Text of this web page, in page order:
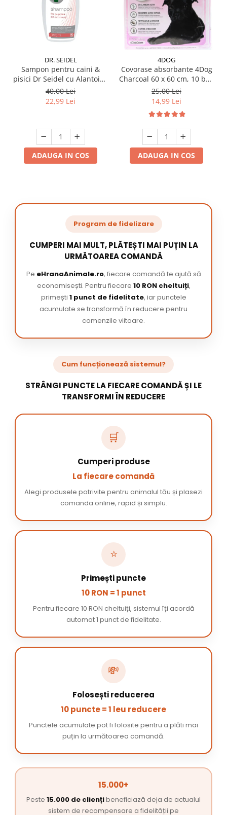
DR. SEIDEL
Sampon pentru caini &
pisici Dr Seidel cu Alantoina
220 ml
40,00 Lei
22,99 Lei
ADAUGA IN COS
4DOG
Covorase absorbante 4Dog
Charcoal 60 x 60 cm, 10 buc
/ pachet
25,00 Lei
14,99 Lei
ADAUGA IN COS
Program de fidelizare
CUMPERI MAI MULT, PLĂTEȘTI MAI PUȚIN LA
URMĂTOAREA COMANDĂ
Pe eHranaAnimale.ro, fiecare comandă te ajută să
economisești. Pentru fiecare 10 RON cheltuiți,
primești 1 punct de fidelitate, iar punctele
acumulate se transformă în reducere pentru
comenzile viitoare.
Cum funcționează sistemul?
STRÂNGI PUNCTE LA FIECARE COMANDĂ ȘI LE
TRANSFORMI ÎN REDUCERE
🛒
Cumperi produse
La fiecare comandă
Alegi produsele potrivite pentru animalul tău și plasezi
comanda online, rapid și simplu.
⭐
Primești puncte
10 RON = 1 punct
Pentru fiecare 10 RON cheltuiți, sistemul îți acordă
automat 1 punct de fidelitate.
💸
Folosești reducerea
10 puncte = 1 leu reducere
Punctele acumulate pot fi folosite pentru a plăti mai
puțin la următoarea comandă.
15.000+
Peste 15.000 de cliențibeneficiază deja de actualul
sistem de recompensare a fidelității pe